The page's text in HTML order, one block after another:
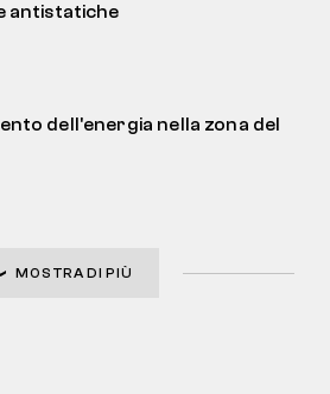
antistatiche
dell'energia nella zona del
MOSTRA DI PIÙ